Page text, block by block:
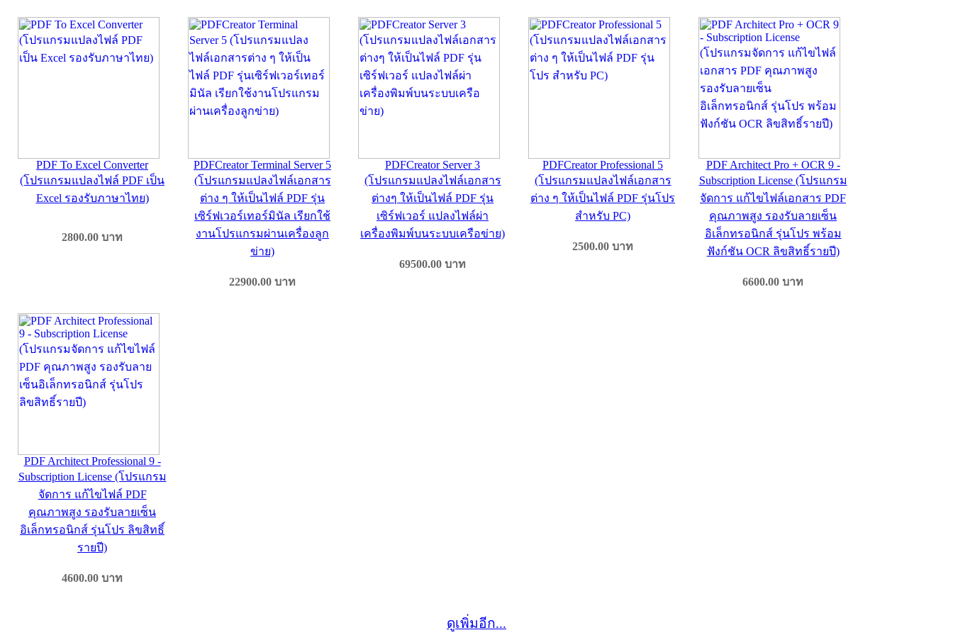
PDF To Excel Converter
(โปรแกรมแปลงไฟล์ PDF เป็น
Excel รองรับภาษาไทย)
2800.00 บาท
PDFCreator Terminal Server 5
(โปรแกรมแปลงไฟล์เอกสาร
ต่าง ๆ ให้เป็นไฟล์ PDF รุ่น
เซิร์ฟเวอร์เทอร์มินัล เรียกใช้
งานโปรแกรมผ่านเครื่องลูก
ข่าย)
22900.00 บาท
PDFCreator Server 3
(โปรแกรมแปลงไฟล์เอกสาร
ต่างๆ ให้เป็นไฟล์ PDF รุ่น
เซิร์ฟเวอร์ แปลงไฟล์ผ่า
เครื่องพิมพ์บนระบบเครือข่าย)
69500.00 บาท
PDFCreator Professional 5
(โปรแกรมแปลงไฟล์เอกสาร
ต่าง ๆ ให้เป็นไฟล์ PDF รุ่นโปร
สำหรับ PC)
2500.00 บาท
PDF Architect Pro + OCR 9 -
Subscription License (โปรแกรม
จัดการ แก้ไขไฟล์เอกสาร PDF
คุณภาพสูง รองรับลายเซ็น
อิเล็กทรอนิกส์ รุ่นโปร พร้อม
ฟังก์ชัน OCR ลิขสิทธิ์รายปี)
6600.00 บาท
PDF Architect Professional 9 -
Subscription License (โปรแกรม
จัดการ แก้ไขไฟล์ PDF
คุณภาพสูง รองรับลายเซ็น
อิเล็กทรอนิกส์ รุ่นโปร ลิขสิทธิ์
รายปี)
4600.00 บาท
ดูเพิ่มอีก...